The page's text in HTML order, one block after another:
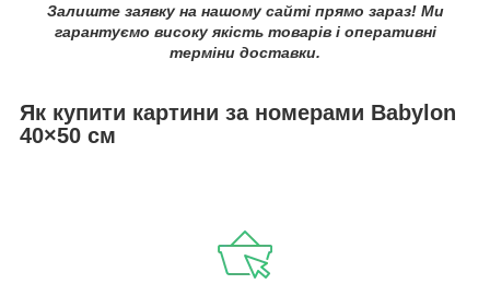
Залиште заявку на нашому сайті прямо зараз! Ми
гарантуємо високу якість товарів і оперативні
терміни доставки.
Як купити картини за номерами Babylon
40×50 см